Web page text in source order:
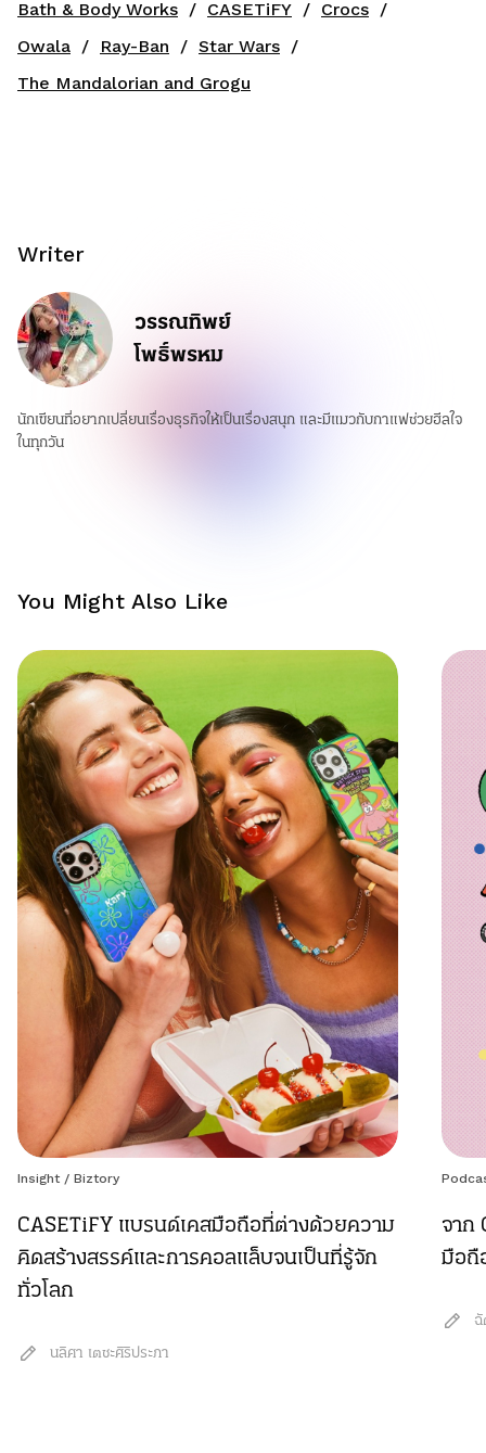
Bath & Body Works
CASETiFY
Crocs
Owala
Ray-Ban
Star Wars
The Mandalorian and Grogu
Writer
วรรณทิพย์
โพธิ์พรหม
นักเขียนที่อยากเปลี่ยนเรื่องธุรกิจให้เป็นเรื่องสนุก และมีแมวกับกาแฟช่วยฮีลใจ
ในทุกวัน
You Might Also Like
Insight / Biztory
CASETiFY แบรนด์เคสมือถือที่ต่างด้วยความ
คิดสร้างสรรค์และการคอลแล็บจนเป็นที่รู้จัก
ทั่วโลก
นลิศา เตชะศิริประภา
จาก
มือถื